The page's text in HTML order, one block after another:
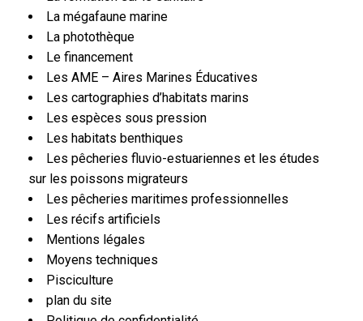
La mégafaune marine
La photothèque
Le financement
Les AME – Aires Marines Éducatives
Les cartographies d’habitats marins
Les espèces sous pression
Les habitats benthiques
Les pêcheries fluvio-estuariennes et les études
sur les poissons migrateurs
Les pêcheries maritimes professionnelles
Les récifs artificiels
Mentions légales
Moyens techniques
Pisciculture
plan du site